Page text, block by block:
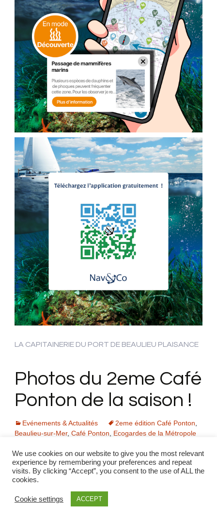
LA CAPITAINERIE DU PORT DE BEAULIEU PLAISANCE
Photos du 2eme Café
Ponton de la saison !
Evénements & Actualités 2eme édition Café Ponton
Beaulieu-sur-Mer, Café Ponton
Ecogardes de la Métropole
beaulieu plaisance
La deuxième édition du « Café Ponton » s’est
déroulée avec succès sur la terrasse de la
Capitainerie
🥳 Ce vendredi 11 juillet 2025, les plaisanciers et
We use cookies on our website to give you the most relevant
experience by remembering your preferences and repeat
visits. By clicking “Accept”, you consent to the use of ALL the
cookies.
Cookie settings ACCEPT